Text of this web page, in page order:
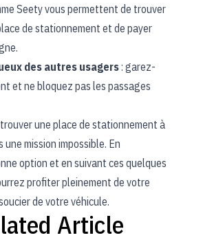
Seety vous permettent de trouver
de stationnement et de payer
des autres usagers: garez-
et ne bloquez pas les passages
une place de stationnement à
mission impossible. En
option et en suivant ces quelques
profiter pleinement de votre
de votre véhicule.
Article